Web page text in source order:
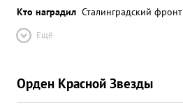
Кто наградил Сталинградский фронт
Ещё
Орден Красной Звезды